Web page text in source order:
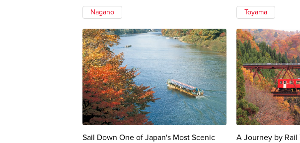
Nagano Toyama
Sail Down One of Japan's Most Scenic
A Journey by